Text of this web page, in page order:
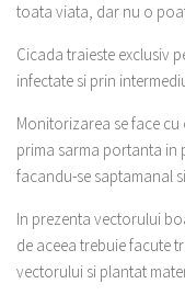
toata viata, dar nu o
Cicada traieste exclusiv
infectate si prin
Monitorizarea se face
prima sarma portanta in
facandu-se saptamanal
In prezenta vectorului
de aceea trebuie facute
vectorului si plantat